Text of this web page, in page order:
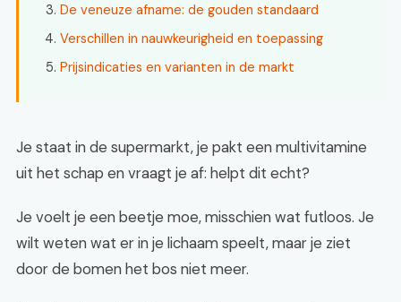
De veneuze afname: de gouden standaard
Verschillen in nauwkeurigheid en toepassing
Prijsindicaties en varianten in de markt
Je staat in de supermarkt, je pakt een multivitamine
uit het schap en vraagt je af: helpt dit echt?
Je voelt je een beetje moe, misschien wat futloos. Je
wilt weten wat er in je lichaam speelt, maar je ziet
door de bomen het bos niet meer.